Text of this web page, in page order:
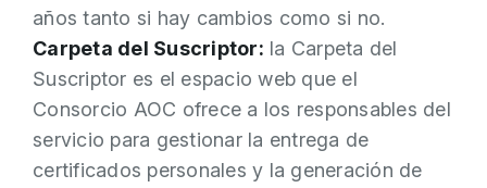
años tanto si hay cambios como si no.
Carpeta del Suscriptor: la Carpeta del
Suscriptor es el espacio web que el
Consorcio AOC ofrece a los responsables del
servicio para gestionar la entrega de
certificados personales y la generación de